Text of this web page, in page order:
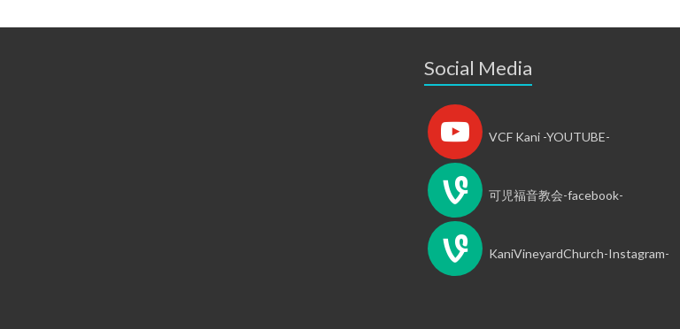
Social Media
VCF Kani -YOUTUBE-
可児福音教会-facebook-
KaniVineyardChurch-Instagram-